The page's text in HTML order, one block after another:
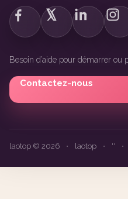
Besoin d’aide pour démarrer ou
Contactez-nous
laotop © 2026 • laotop • '' •